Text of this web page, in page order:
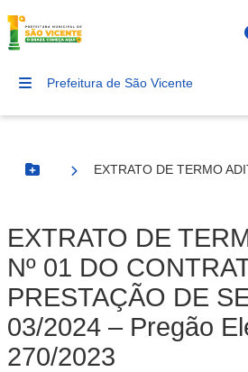
Prefeitura de São Vicente
Botão Menu
EXTRATO DE TERMO
EXTRATO DE
Nº 01 DO
PRESTAÇÃO DE
03/2024 – Pregão
270/2023